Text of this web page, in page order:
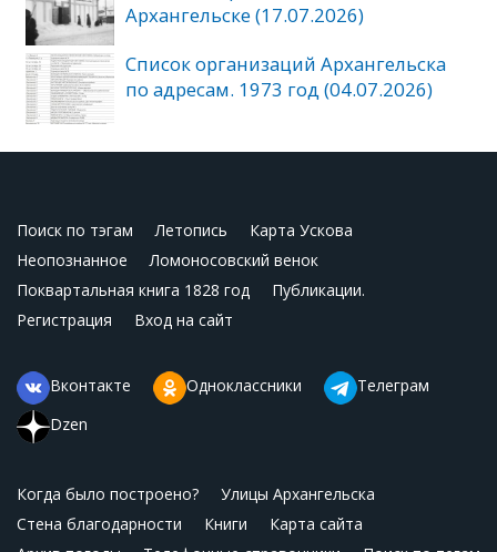
Архангельске (17.07.2026)
Список организаций Архангельска
по адресам. 1973 год (04.07.2026)
Поиск по тэгам Летопись
Карта Ускова
Неопознанное
Ломоносовский венок
Поквартальная книга 1828 год
Публикации.
Регистрация
Вход на сайт
Вконтакте Одноклассники
Телеграм
Dzen
Когда было построено?
Улицы Архангельска
Стена благодарности
Книги
Карта сайта